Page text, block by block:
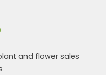
and flower sales